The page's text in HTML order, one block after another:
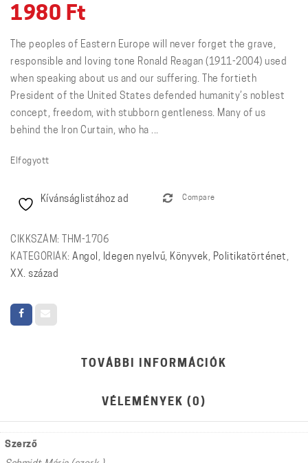
1980 Ft
The peoples of Eastern Europe will never forget the grave,
responsible and loving tone Ronald Reagan (1911-2004) used
when speaking about us and our suffering. The fortieth
President of the United States defended humanity’s noblest
concept, freedom, with stubborn gentleness. Many of us
behind the Iron Curtain, who ha ...
Elfogyott
Kívánságlistához ad Compare
CIKKSZÁM:
THM-1706
KATEGÓRIÁK: Angol , Idegen nyelvű, Könyvek, Politikatörténet ,
XX. század
TOVÁBBI INFORMÁCIÓK
VÉLEMÉNYEK (0)
Szerző